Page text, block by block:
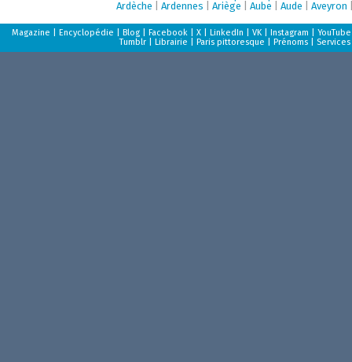
Ardèche |Ardennes |Ariège |Aube |Aude |Aveyron
Magazine |Encyclopédie |Blog |Facebook |X |LinkedIn |VK |Instagram |YouTube
Tumblr |Librairie |Paris pittoresque |Prénoms Services